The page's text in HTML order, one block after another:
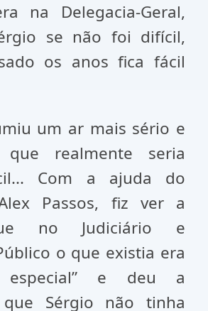
na Delegacia-Geral,
se não foi difícil,
os anos fica fácil
um ar mais sério e
que realmente seria
Com a ajuda do
Passos, fiz ver a
no Judiciário e
o que existia era
especial” e deu a
que Sérgio não tinha